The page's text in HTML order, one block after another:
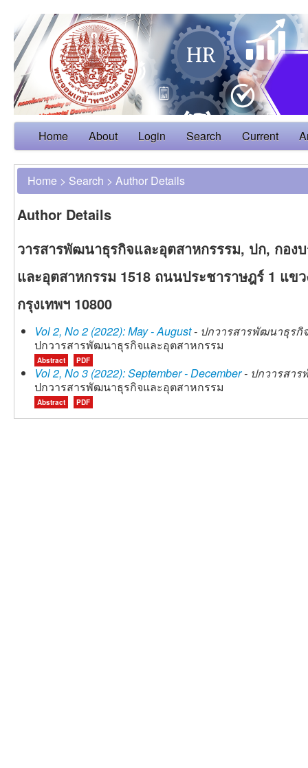
Home About Login Search Current
Home > Search > Author Details
Author Details
วารสารพัฒนาธุรกิจและอุตสาหกรรรม, ปก, กอ
และอุตสาหกรรม 1518 ถนนประชาราษฎร์ 1 แข
กรุงเทพฯ 10800
Vol 2, No 2 (2022): May - August- ปกวารสารพัฒนาธุรกิ
ปกวารสารพัฒนาธุรกิจและอุตสาหกรรม
Abstract PDF
Vol 2, No 3 (2022): September - December- ปกวารสาร
ปกวารสารพัฒนาธุรกิจและอุตสาหกรรม
Abstract PDF